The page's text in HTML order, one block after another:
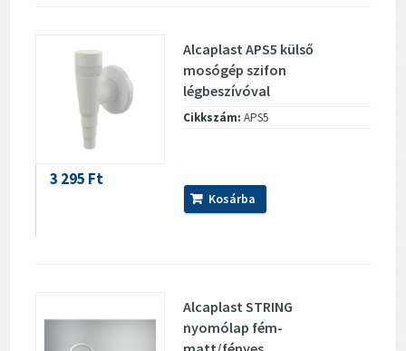
Alcaplast APS5 külső
mosógép szifon
légbeszívóval
Cikkszám: APS5
3 295 Ft
Kosárba
Alcaplast STRING
nyomólap fém-